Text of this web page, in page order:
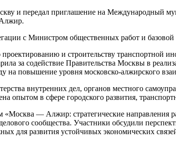
и передал приглашение на
с Министром общественных работ и
и строительству транспортной
за содействие Правительства Москвы в
на повышение уровня московско-алжирского
внутренних дел, органов местного
в сфере городского развития,
— Алжир: стратегические направления
сообщества. Участники обсудили
для развития устойчивых экономических